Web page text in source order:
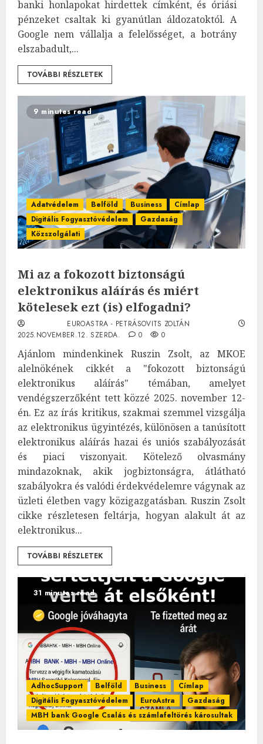
banki honlapokat hirdettek címként, és óriási
pénzeket csaltak ki gyanútlan áldozatoktól. A
Google nem vállalja a felelősséget, a botrány
elszabadult,...
TOVÁBBI RÉSZLETEK
9 minutes read
Adatvédelem Belföld Business
Címlap
Digitális Fogyasztóvédelem
Gazdaság
Közszolgálati
Mi az a fokozott biztonságú
elektronikus aláírás és miért
kötelesek ezt (is) elfogadni?
EUROASTRA - PETRÁSOVITS ZOLTÁN
2025.NOVEMBER.12. SZERDA.
0 0
Ajánlom mindenkinek Ruszin Zsolt, az MKOE
alelnökének cikkét a "fokozott biztonságú
elektronikus aláírás" témában, amelyet
vendégszerzőként tett közzé 2025. november 12-
én. Ez az írás kritikus, szakmai szemmel vizsgálja
az elektronikus ügyintézés, különösen a tanúsított
elektronikus aláírás hazai és uniós szabályozását
és piaci viszonyait. Kötelező olvasmány
mindazoknak, akik jogbiztonságra, átlátható
szabályokra és valódi érdekvédelemre vágynak az
üzleti életben vagy közigazgatásban. Ruszin Zsolt
cikke részletesen feltárja, hogyan alakult át az
elektronikus...
TOVÁBBI RÉSZLETEK
31 minutes read
AdhocSupport Belföld Business
Címlap
Digitális Fogyasztóvédelem
EuroAstra
Gazdaság
MBH bank Google Csalás és számlafeltörés károsultak